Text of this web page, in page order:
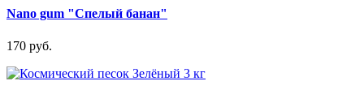
Nano gum "Спелый банан"
170 руб.